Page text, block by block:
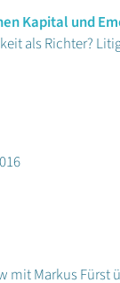
Kapital und
als Richter?
mit Markus